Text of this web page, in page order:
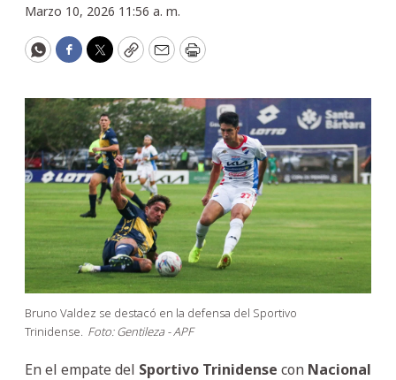
Marzo 10, 2026 11:56 a. m.
WhatsApp
Facebook
Twitter
CopyEmailPrint
Bruno Valdez se destacó en la defensa del Sportivo
Trinidense. Foto: Gentileza - APF
En el empate del Sportivo Trinidense con Nacional